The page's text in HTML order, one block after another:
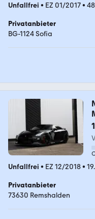
Unfallfrei • EZ 01/2017•
Privatanbieter
BG-1124 Sofia
Unfallfrei • EZ 12/2018•
Privatanbieter
73630 Remshalden